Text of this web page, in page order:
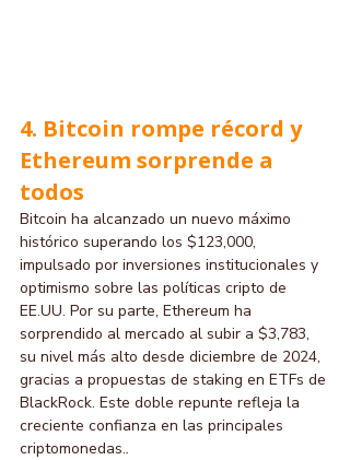
4. Bitcoin rompe récord y
Ethereum sorprende a
todos
Bitcoin ha alcanzado un nuevo máximo
histórico superando los $123,000,
impulsado por inversiones institucionales y
optimismo sobre las políticas cripto de
EE.UU. Por su parte, Ethereum ha
sorprendido al mercado al subir a $3,783,
su nivel más alto desde diciembre de 2024,
gracias a propuestas de staking en ETFs de
BlackRock. Este doble repunte refleja la
creciente confianza en las principales
criptomonedas..